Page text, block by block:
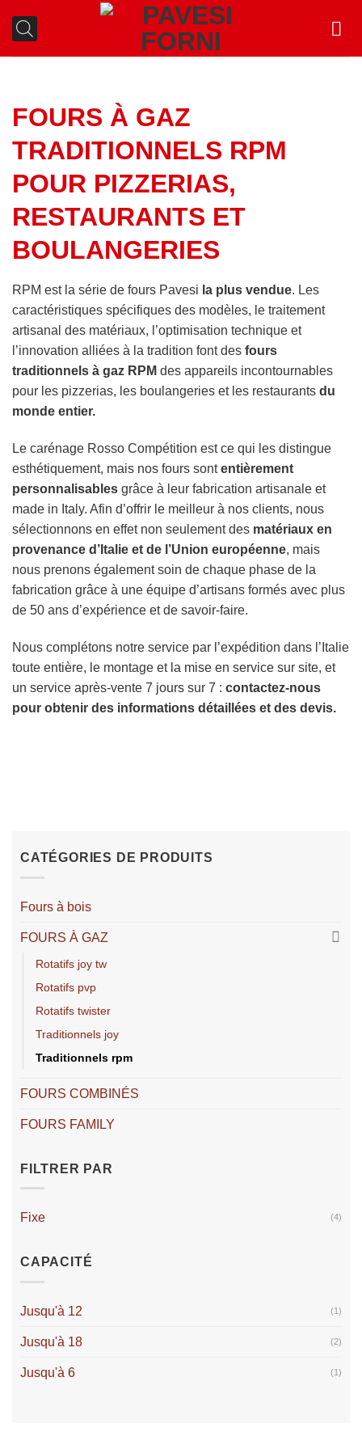
FOURS À GAZ
TRADITIONNELS RPM
POUR PIZZERIAS,
RESTAURANTS ET
BOULANGERIES
RPM est la série de fours Pavesi la plus vendue. Les
caractéristiques spécifiques des modèles, le traitement
artisanal des matériaux, l’optimisation technique et
l’innovation alliées à la tradition font des fours
traditionnels à gaz RPM des appareils incontournables
pour les pizzerias, les boulangeries et les restaurants du
monde entier.
Le carénage Rosso Compétition est ce qui les distingue
esthétiquement, mais nos fours sontentièrement
personnalisables grâce à leur fabrication artisanale et
made in Italy. Afin d’offrir le meilleur à nos clients, nous
sélectionnons en effet non seulement des matériaux en
provenance d’Italie et de l’Union européenne, mais
nous prenons également soin de chaque phase de la
fabrication grâce à une équipe d’artisans formés avec plus
de 50 ans d’expérience et de savoir-faire.
Nous complétons notre service par l’expédition dans l’Italie
toute entière, le montage et la mise en service sur site, et
un service après-vente 7 jours sur 7 : contactez-nous
pour obtenir des informations détaillées et des devis.
CATÉGORIES DE PRODUITS
Fours à bois
FOURS À GAZ
rotatifs joy tw
rotatifs pvp
rotatifs twister
traditionnels joy
traditionnels rpm
FOURS COMBINÉS
FOURS FAMILY
FILTRER PAR
Fixe (4)
CAPACITÉ
Jusqu'à 12 (1)
Jusqu'à 18 (2)
Jusqu'à 6 (1)